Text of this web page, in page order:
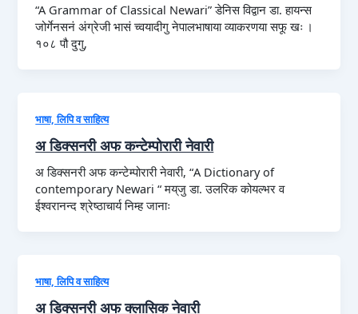
“A Grammar of Classical Newari” डेनिस विद्वान डा. हायन्स
जोर्गेनसनं अंग्रेजी भासं च्वयादीगु नेपालभाषाया व्याकरणया सफू खः ।
१०८ पौ दुगु,
भाषा, लिपि व साहित्य
अ डिक्सनरी अफ कन्टेम्पोरारी नेवारी
अ डिक्सनरी अफ कन्टेम्पोरारी नेवारी, “A Dictionary of
contemporary Newari “ मय्‌जु डा. उलरिक कोयल्भर व
ईश्वरानन्द श्रेष्ठाचार्य निम्ह जानाः
भाषा, लिपि व साहित्य
अ डिक्सनरी अफ क्लासिक नेवारी